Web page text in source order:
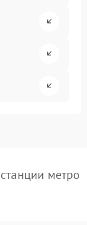
метро